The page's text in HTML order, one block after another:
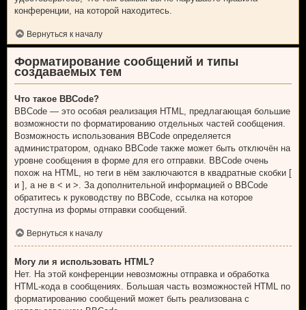
конференции, на которой находитесь.
Вернуться к началу
Форматирование сообщений и типы
создаваемых тем
Что такое BBCode?
BBCode — это особая реализация HTML, предлагающая большие
возможности по форматированию отдельных частей сообщения.
Возможность использования BBCode определяется
администратором, однако BBCode также может быть отключён на
уровне сообщения в форме для его отправки. BBCode очень
похож на HTML, но теги в нём заключаются в квадратные скобки [
и ], а не в < и >. За дополнительной информацией о BBCode
обратитесь к руководству по BBCode, ссылка на которое
доступна из формы отправки сообщений.
Вернуться к началу
Могу ли я использовать HTML?
Нет. На этой конференции невозможны отправка и обработка
HTML-кода в сообщениях. Большая часть возможностей HTML по
форматированию сообщений может быть реализована с